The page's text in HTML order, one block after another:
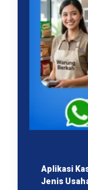
Aplikasi
Jenis